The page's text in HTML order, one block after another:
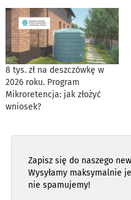
8 tys. zł na deszczówkę w
2026 roku. Program
Mikroretencja: jak złożyć
wniosek?
Zapisz się do naszego
Wysyłamy maksymalnie
nie spamujemy!